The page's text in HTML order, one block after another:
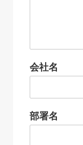
会社名
部署名